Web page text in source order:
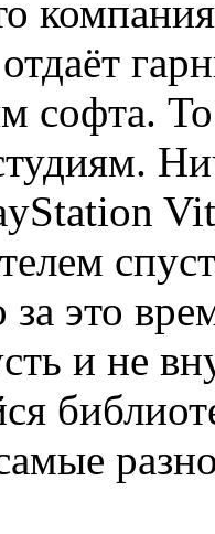
софта.
это
и не